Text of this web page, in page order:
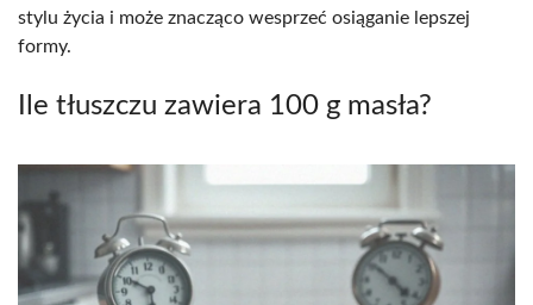
stylu życia i może znacząco wesprzeć osiąganie lepszej
formy.
Ile tłuszczu zawiera 100 g masła?